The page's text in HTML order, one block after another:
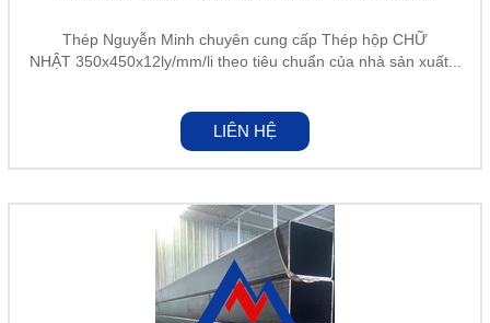
Thép Nguyễn Minh chuyên cung cấp Thép hộp CHỮ
NHẬT 350x450x12ly/mm/li theo tiêu chuẩn của nhà sản xuất...
LIÊN HỆ